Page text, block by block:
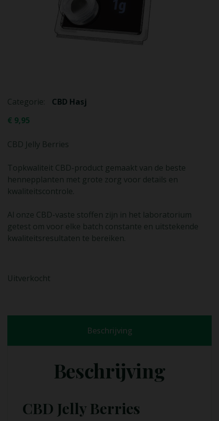
Categorie:
CBD Hasj
€ 9,95
CBD Jelly Berries
Topkwaliteit CBD-product gemaakt van de beste
hennepplanten met grote zorg voor details en
kwaliteitscontrole.
Al onze CBD-vaste stoffen zijn in het laboratorium
getest om voor elke batch constante en uitstekende
kwaliteitsresultaten te bereiken.
Uitverkocht
Beschrijving
Beschrijving
CBD Jelly Berries